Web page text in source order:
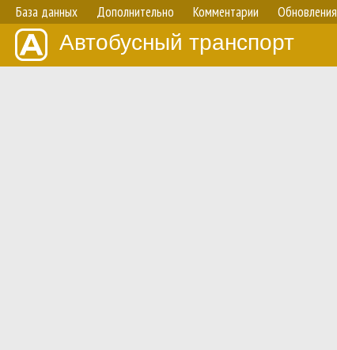
База данных Дополнительно Комментарии Обновления
Автобусный транспорт